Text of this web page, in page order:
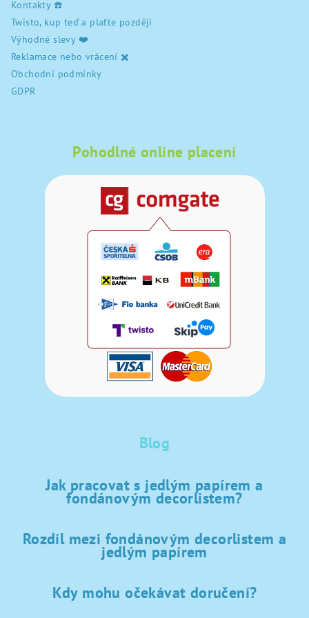
Kontakty ☎️
Twisto, kup teď a plaťte později
Výhodné slevy ❤️
Reklamace nebo vrácení ✖️
Obchodní podmínky
GDPR
Pohodlné online placení
Blog
Jak pracovat s jedlým papírem a
fondánovým decorlistem?
Rozdíl mezi fondánovým decorlistem a
jedlým papírem
Kdy mohu očekávat doručení?